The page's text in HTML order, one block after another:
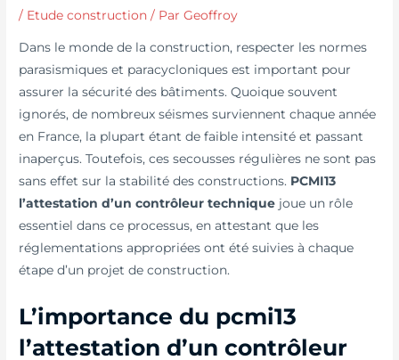
/ Etude construction / ParGeoffroy
Dans le monde de la construction, respecter les normes
parasismiques et paracycloniques est important pour
assurer la sécurité des bâtiments. Quoique souvent
ignorés, de nombreux séismes surviennent chaque année
en France, la plupart étant de faible intensité et passant
inaperçus. Toutefois, ces secousses régulières ne sont pas
sans effet sur la stabilité des constructions. PCMI13
l’attestation d’un contrôleur technique joue un rôle
essentiel dans ce processus, en attestant que les
réglementations appropriées ont été suivies à chaque
étape d’un projet de construction.
L’importance du pcmi13
l’attestation d’un contrôleur